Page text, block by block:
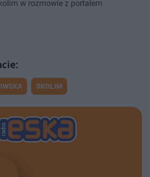
w rozmowie z portalem
SKOLIM